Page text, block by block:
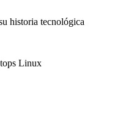
historia tecnológica
Linux